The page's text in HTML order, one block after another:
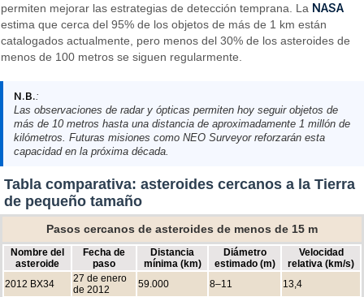
permiten mejorar las estrategias de detección temprana. La NASA
estima que cerca del 95% de los objetos de más de 1 km están
catalogados actualmente, pero menos del 30% de los asteroides de
menos de 100 metros se siguen regularmente.
N.B.:
Las observaciones de radar y ópticas permiten hoy seguir objetos de
más de 10 metros hasta una distancia de aproximadamente 1 millón de
kilómetros. Futuras misiones como NEO Surveyorreforzarán esta
capacidad en la próxima década.
Tabla comparativa: asteroides cercanos a la Tierra
de pequeño tamaño
Pasos cercanos de asteroides de menos de 15 m
Nombre del
asteroide
Fecha de
paso
Distancia
mínima (km)
Diámetro
estimado (m)
Velocidad
relativa (km/s)
2012 BX34
27 de enero
de 2012
59.000 8–11 13,4